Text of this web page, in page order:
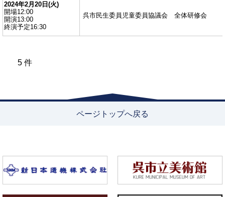
2024年2月20日(火)
開場12:00
開演13:00
終演予定16:30
呉市民生委員児童委員協議会 全体研修会
5 件
ページトップへ戻る